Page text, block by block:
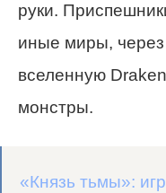
руки.
иные миры,
вселенную
монстры.
«Князь тьмы»: